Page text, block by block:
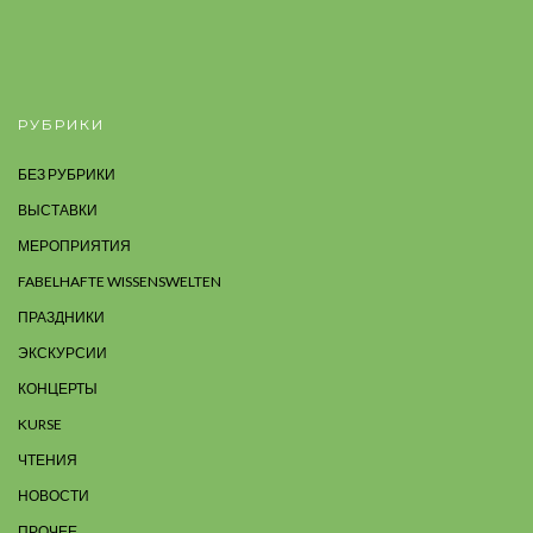
РУБРИКИ
БЕЗ РУБРИКИ
ВЫСТАВКИ
МЕРОПРИЯТИЯ
FABELHAFTE WISSENSWELTEN
ПРАЗДНИКИ
ЭКСКУРСИИ
КОНЦЕРТЫ
KURSE
ЧТЕНИЯ
НОВОСТИ